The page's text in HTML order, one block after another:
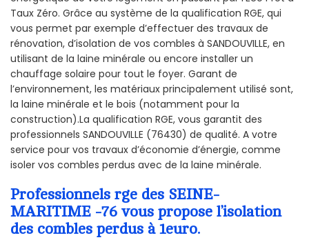
Taux Zéro. Grâce au système de la qualification RGE, qui
vous permet par exemple d’effectuer des travaux de
rénovation, d’isolation de vos combles à SANDOUVILLE, en
utilisant de la laine minérale ou encore installer un
chauffage solaire pour tout le foyer. Garant de
l’environnement, les matériaux principalement utilisé sont,
la laine minérale et le bois (notamment pour la
construction).La qualification RGE, vous garantit des
professionnels SANDOUVILLE (76430) de qualité. A votre
service pour vos travaux d’économie d’énergie, comme
isoler vos combles perdus avec de la laine minérale.
Professionnels rge des SEINE-
MARITIME -76 vous propose l’isolation
des combles perdus à 1euro.